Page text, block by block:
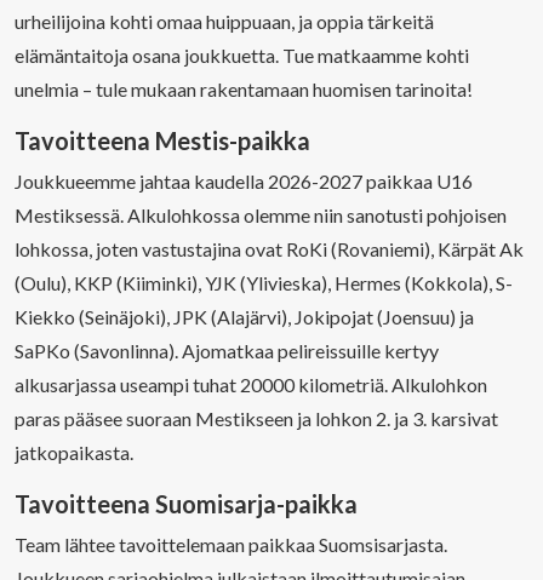
urheilijoina kohti omaa huippuaan, ja oppia tärkeitä
elämäntaitoja osana joukkuetta. Tue matkaamme kohti
unelmia – tule mukaan rakentamaan huomisen tarinoita!
Tavoitteena Mestis-paikka
Joukkueemme jahtaa kaudella 2026-2027 paikkaa U16
Mestiksessä. Alkulohkossa olemme niin sanotusti pohjoisen
lohkossa, joten vastustajina ovat RoKi (Rovaniemi), Kärpät Ak
(Oulu), KKP (Kiiminki), YJK (Ylivieska), Hermes (Kokkola), S-
Kiekko (Seinäjoki), JPK (Alajärvi), Jokipojat (Joensuu) ja
SaPKo (Savonlinna). Ajomatkaa pelireissuille kertyy
alkusarjassa useampi tuhat 20000 kilometriä. Alkulohkon
paras pääsee suoraan Mestikseen ja lohkon 2. ja 3. karsivat
jatkopaikasta.
Tavoitteena Suomisarja-paikka
Team lähtee tavoittelemaan paikkaa Suomsisarjasta.